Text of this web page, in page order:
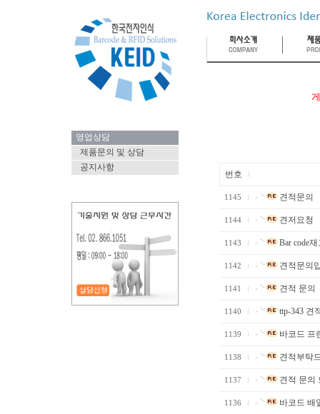
영업상담
제품문의 및 상담
공지사항
번호
1145 견적문의
1144 견저요청
1143 Bar code
1142 견적문의
1141 견적 문의
1140 ttp-343 견
1139 바코드 프
1138 견적부탁
1137 견적 문의
1136 바코드 배